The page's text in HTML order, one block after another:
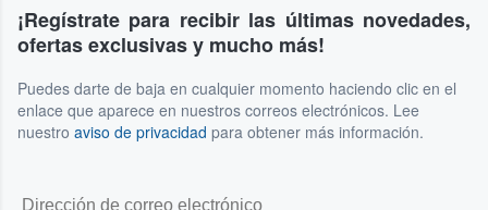
¡Regístrate para recibir las últimas novedades,
ofertas exclusivas y mucho más!
Puedes darte de baja en cualquier momento haciendo clic en el
enlace que aparece en nuestros correos electrónicos. Lee
nuestro aviso de privacidad para obtener más información.